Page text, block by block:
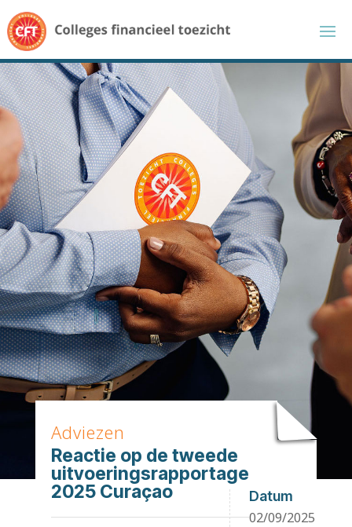
Adviezen
Reactie op de tweede
uitvoeringsrapportage
2025 Curaçao
Datum
02/09/2025